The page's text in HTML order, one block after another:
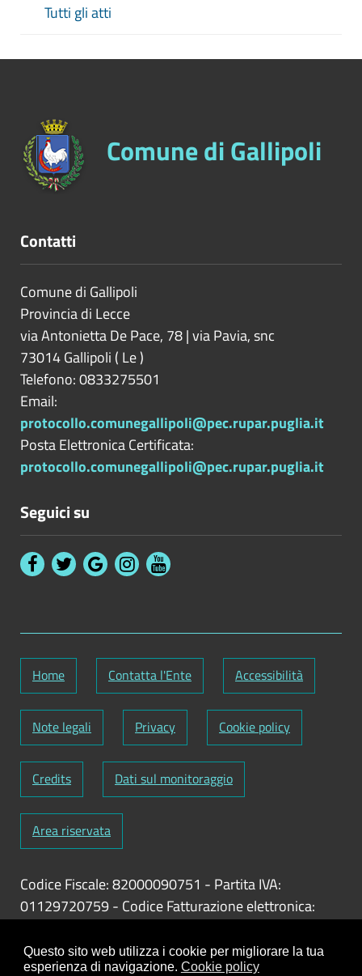
Questo sito web utilizza i cookie per migliorare la tua
esperienza di navigazione. Cookie policy
Tutti gli atti
Comune di Gallipoli
Contatti
Comune di Gallipoli
Provincia di Lecce
via Antonietta De Pace, 78 | via Pavia, snc
73014Gallipoli ( Le)
Telefono: 0833275501
Email:
protocollo.comunegallipoli@pec.rupar.puglia.it
Posta Elettronica Certificata:
protocollo.comunegallipoli@pec.rupar.puglia.it
Seguici su
Home Contatta l'Ente Accessibilità
Note legali Privacy Cookie policy
Credits Dati sul monitoraggio
Area riservata
Codice Fiscale: 82000090751 - Partita IVA:
01129720759- Codice Fatturazione elettronica:
Responsabile gestione sito e aggiornamento
contenuti:Antonio Scrimitore